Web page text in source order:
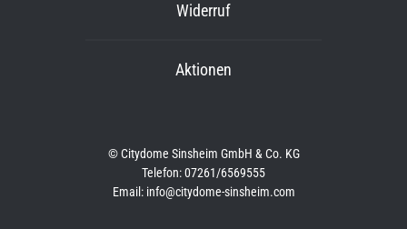
Widerruf
Aktionen
© Citydome Sinsheim GmbH & Co. KG
Telefon: 07261/6569555
Email: info@citydome-sinsheim.com